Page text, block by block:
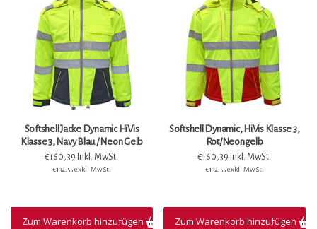
Softshell Jacke Dynamic HiVis
Klasse 3, Navy Blau / Neon Gelb
€160,39 Inkl. MwSt.
€132,55 exkl. MwSt.
Zum Warenkorb hinzufügen
Softshell Dynamic, HiVis Klasse 3,
Rot/Neongelb
€160,39 Inkl. MwSt.
€132,55 exkl. MwSt.
Zum Warenkorb hinzufügen